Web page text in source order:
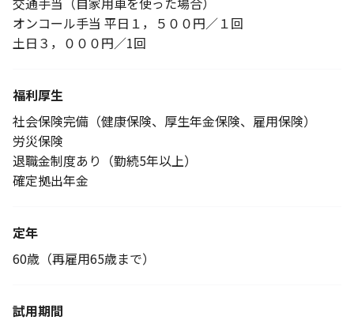
オンコール手当 平日１，５００円／１回
土日３，０００円／1回
福利厚生
社会保険完備（健康保険、厚生年金保険、雇用保険）
労災保険
退職金制度あり（勤続5年以上）
確定拠出年金
定年
60歳（再雇用65歳まで）
試用期間